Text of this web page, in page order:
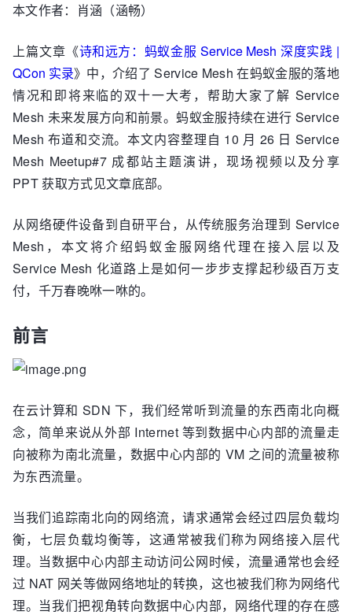
本文作者：肖涵（涵畅）
上篇文章《诗和远方：蚂蚁金服 Service Mesh 深度实践 |
QCon 实录》中，介绍了 Service Mesh 在蚂蚁金服的落地
情况和即将来临的双十一大考，帮助大家了解 Service
Mesh 未来发展方向和前景。蚂蚁金服持续在进行 Service
Mesh 布道和交流。本文内容整理自 10 月 26 日 Service
Mesh Meetup#7 成都站主题演讲，现场视频以及分享
PPT 获取方式见文章底部。
从网络硬件设备到自研平台，从传统服务治理到 Service
Mesh，本文将介绍蚂蚁金服网络代理在接入层以及
Service Mesh 化道路上是如何一步步支撑起秒级百万支
付，千万春晚咻一咻的。
前言
在云计算和 SDN 下，我们经常听到流量的东西南北向概
念，简单来说从外部 Internet 等到数据中心内部的流量走
向被称为南北流量，数据中心内部的 VM 之间的流量被称
为东西流量。
当我们追踪南北向的网络流，请求通常会经过四层负载均
衡，七层负载均衡等，这通常被我们称为网络接入层代
理。当数据中心内部主动访问公网时候，流量通常也会经
过 NAT 网关等做网络地址的转换，这也被我们称为网络代
理。当我们把视角转向数据中心内部，网络代理的存在感